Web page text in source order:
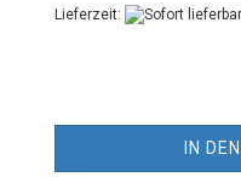
Lieferzeit:
IN